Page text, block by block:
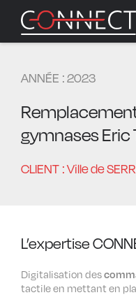
ANNÉE : 2023
gymnases Eric
CLIENT : Ville de
L’expertise
Digitalisation des
tactile en mettant en